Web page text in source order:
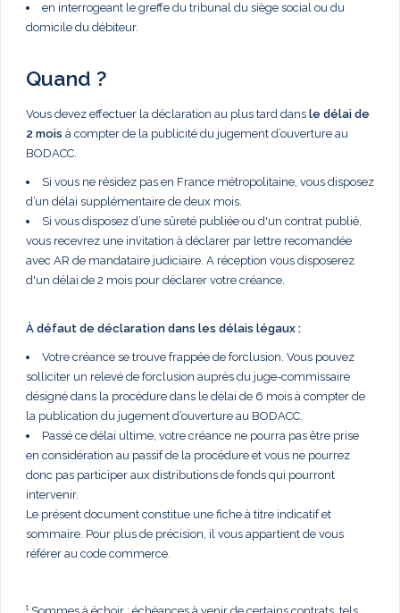
en interrogeant le greffe du tribunal du siège social ou du
domicile du débiteur.
Quand ?
Vous devez effectuer la déclaration au plus tard dans le délai de
2 mois à compter de la publicité du jugement d’ouverture au
BODACC.
Si vous ne résidez pas en France métropolitaine, vous disposez
d’un délai supplémentaire de deux mois.
Si vous disposez d’une sûreté publiée ou d'un contrat publié,
vous recevrez une invitation à déclarer par lettre recomandée
avec AR de mandataire judiciaire. A réception vous disposerez
d'un délai de 2 mois pour déclarer votre créance.
À défaut de déclaration dans les délais légaux :
Votre créance se trouve frappée de forclusion. Vous pouvez
solliciter un relevé de forclusion auprès du juge-commissaire
désigné dans la procédure dans le délai de 6 mois à compter de
la publication du jugement d’ouverture au BODACC.
Passé ce délai ultime, votre créance ne pourra pas être prise
en considération au passif de la procédure et vous ne pourrez
donc pas participer aux distributions de fonds qui pourront
intervenir.
Le présent document constitue une fiche à titre indicatif et
sommaire. Pour plus de précision, il vous appartient de vous
référer au code commerce.